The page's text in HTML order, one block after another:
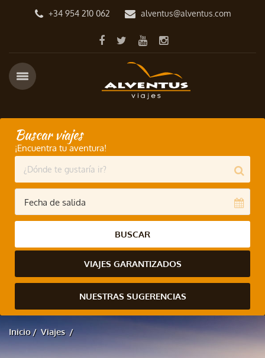
+34 954 210 062 alventus@alventus.com
Buscar viajes
¡Encuentra tu aventura!
BUSCAR
VIAJES GARANTIZADOS
NUESTRAS SUGERENCIAS
Inicio Viajes